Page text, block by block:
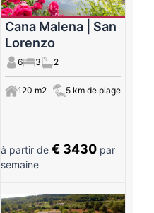
Cana Malena | San
Lorenzo
6 3 2
120 m2 5 km de plage
à partir de € 3430par
semaine